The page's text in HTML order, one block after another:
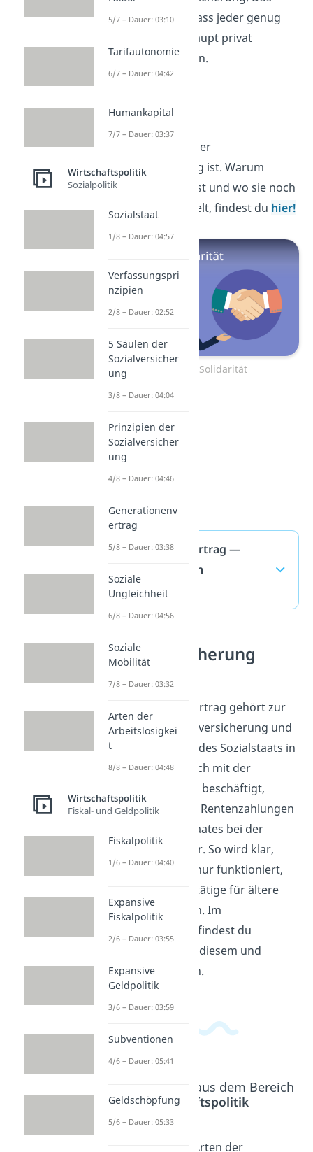
setzt aber voraus, dass jeder genug
Geld hat, um überhaupt privat
vorsorgen zu können.
Solidarität
Jetzt weißt du, was der
Generationenvertrag ist. Warum
Solidarität
wichtig ist und wo sie noch
eine große Rolle spielt, findest du hier!
Zum Video: Solidarität
Generationenvertrag —
häufigste Fragen
(ausklappen)
Rentenversicherung
verstehen
Der Generationenvertrag gehört zur
gesetzlichen Rentenversicherung und
ist ein wichtiger Teil des Sozialstaats in
Deutschland. Wer sich mit der
Rentenversicherung beschäftigt,
schaut auf Beiträge, Rentenzahlungen
und die Rolle des Staates bei der
Absicherung im Alter. So wird klar,
warum das System nur funktioniert,
wenn genug Berufstätige für ältere
Menschen mitzahlen. Im
findest du
passende Videos zu diesem und
verwandten Themen.
Beliebte Inhalte aus dem Bereich
Wirtschaftspolitik
Arten der
5/7 – Dauer: 03:10
Tarifautonomie
6/7 – Dauer: 04:42
Humankapital
7/7 – Dauer: 03:37
Wirtschaftspolitik
Sozialpolitik
Sozialstaat
1/8 – Dauer: 04:57
Verfassungspri
nzipien
2/8 – Dauer: 02:52
5 Säulen der
Sozialversicher
ung
3/8 – Dauer: 04:04
Prinzipien der
Sozialversicher
ung
4/8 – Dauer: 04:46
Generationenv
ertrag
5/8 – Dauer: 03:38
Soziale
Ungleichheit
6/8 – Dauer: 04:56
Soziale
Mobilität
7/8 – Dauer: 03:32
Arten der
Arbeitslosigkei
t
8/8 – Dauer: 04:48
Wirtschaftspolitik
Fiskal- und Geldpolitik
Fiskalpolitik
1/6 – Dauer: 04:40
Expansive
Fiskalpolitik
2/6 – Dauer: 03:55
Expansive
Geldpolitik
3/6 – Dauer: 03:59
Subventionen
4/6 – Dauer: 05:41
Geldschöpfung
5/6 – Dauer: 05:33